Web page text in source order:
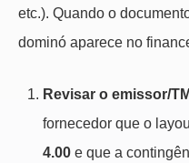
etc.). Quando o
dominó aparece no
Revisar o emissor/
fornecedor que o
4.00 e que a